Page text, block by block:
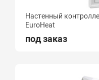
Настенный
EuroHeat
под заказ